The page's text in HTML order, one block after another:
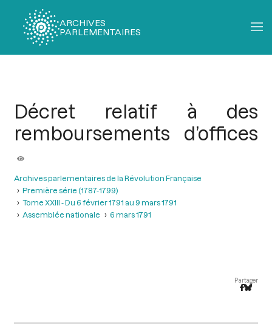
ARCHIVES
PARLEMENTAIRES
Décret relatif à des
remboursements d’offices
Archives parlementaires de la Révolution Française
Première série (1787-1799)
Tome XXIII - Du 6 février 1791 au 9 mars 1791
Assemblée nationale
6 mars 1791
Partager